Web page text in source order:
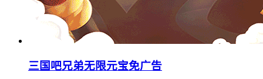
三国吧兄弟无限元宝免广告